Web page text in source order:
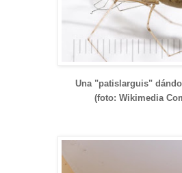
Una "patislarguis"
(foto: Wikimedia